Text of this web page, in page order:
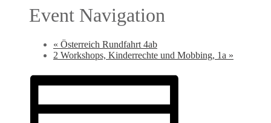
Event Navigation
« Österreich Rundfahrt 4ab
2 Workshops, Kinderrechte und Mobbing, 1a »